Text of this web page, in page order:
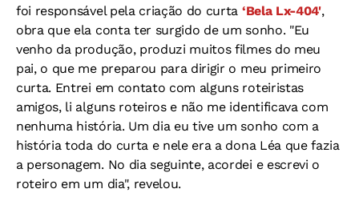
foi responsável pela criação do curta ‘Bela Lx-404',
obra que ela conta ter surgido de um sonho. "Eu
venho da produção, produzi muitos filmes do meu
pai, o que me preparou para dirigir o meu primeiro
curta. Entrei em contato com alguns roteiristas
amigos, li alguns roteiros e não me identificava com
nenhuma história. Um dia eu tive um sonho com a
história toda do curta e nele era a dona Léa que fazia
a personagem. No dia seguinte, acordei e escrevi o
roteiro em um dia", revelou.